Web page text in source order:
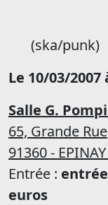
(ska/punk)
Le 10/03/2007
Salle G.
65, Grande Rue
91360 -
Entrée :
euros